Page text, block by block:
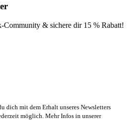
Community & sichere dir 15 % Rabatt!
dich mit dem Erhalt unseres Newsletters
möglich. Mehr Infos in unserer